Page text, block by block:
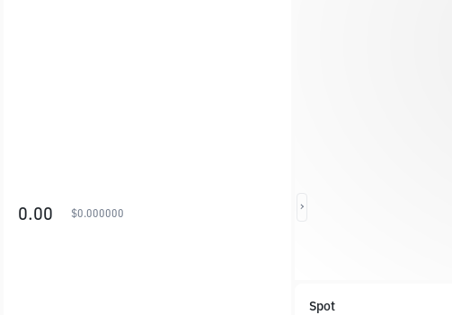
0.00 $0.000000
Spot